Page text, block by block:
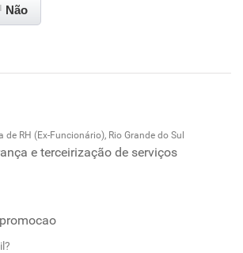
vida familiar
empresa
Não
RH (Ex-Funcionário), Rio Grande do Sul
e terceirização de serviços